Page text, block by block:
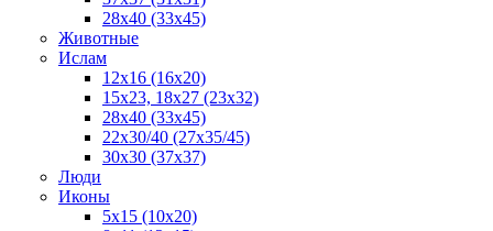
28х40 (33х45)
Животные
Ислам
12x16 (16х20)
15x23, 18х27 (23х32)
28x40 (33x45)
22х30/40 (27х35/45)
30x30 (37x37)
Люди
Иконы
5x15 (10х20)